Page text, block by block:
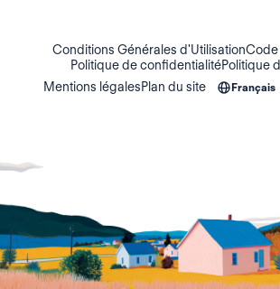
Conditions Générales d'Utilisation
Politique de confidentialitéPolitique
Mentions légalesPlan du site Français